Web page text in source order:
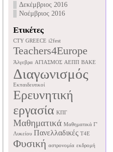
Δεκέμβριος 2016
Νοέμβριος 2016
Ετικέτες
CTY GREECE i2fest
Teachers4Europe
Άλγεβρα ΑΓΙΑΣΜΟΣ ΑΕΠΠ ΒΑΚΕ
Διαγωνισμός
Εκπαιδευτικοί
Ερευνητική
εργασία ΚΠΓ
Μαθηματικά Μαθηματικά Γ'
Λυκείου Πανελλαδικές Τ4Ε
Φυσική αστρονομία εκδρομή